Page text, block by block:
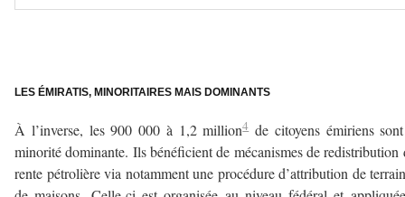
LES ÉMIRATIS, MINORITAIRES MAIS DOMINANTS
À l’inverse, les 900 000 à 1,2 million4de citoyens émiriens
minorité dominante. Ils bénéficient de mécanismes de redistribution
rente pétrolière via notamment une procédure d’attribution de